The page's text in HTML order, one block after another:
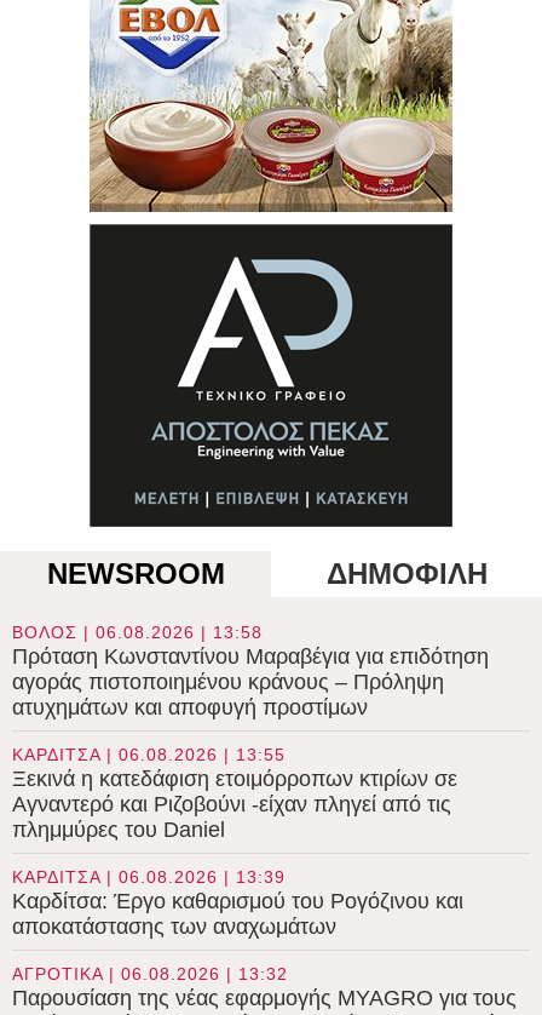
NEWSROOM ΔΗΜΟΦΙΛΗ
ΒΟΛΟΣ | 06.08.2026 | 13:58
Πρόταση Κωνσταντίνου Μαραβέγια για επιδότηση
αγοράς πιστοποιημένου κράνους – Πρόληψη
ατυχημάτων και αποφυγή προστίμων
ΚΑΡΔΙΤΣΑ | 06.08.2026 | 13:55
Ξεκινά η κατεδάφιση ετοιμόρροπων κτιρίων σε
Αγναντερό και Ριζοβούνι -είχαν πληγεί από τις
πλημμύρες του Daniel
ΚΑΡΔΙΤΣΑ | 06.08.2026 | 13:39
Καρδίτσα: Έργο καθαρισμού του Ρογόζινου και
αποκατάστασης των αναχωμάτων
ΑΓΡΟΤΙΚΑ | 06.08.2026 | 13:32
Παρουσίαση της νέας εφαρμογής MYAGRO για τους